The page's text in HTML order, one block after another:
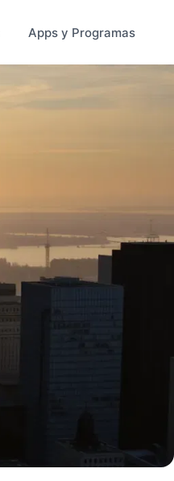
Apps y Programas